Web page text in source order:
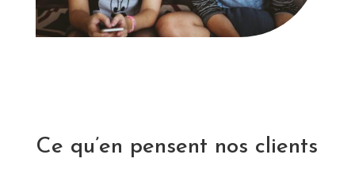
Ce qu’en pensent nos clients